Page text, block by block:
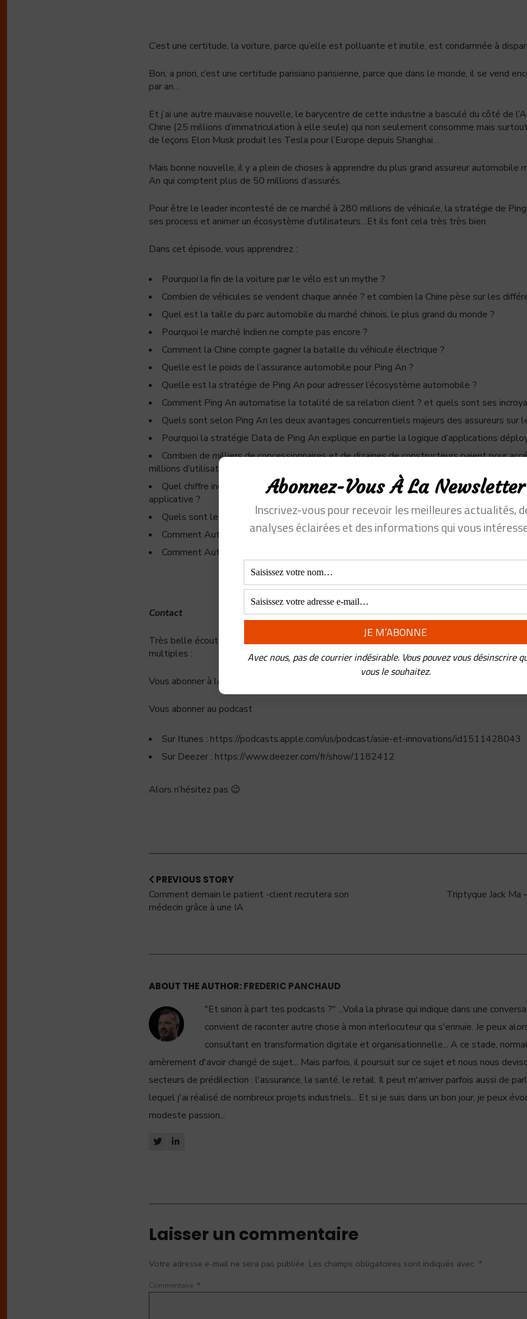
C’est une certitude, la voiture, parce qu’elle est polluante et inutile, est condamnée à
Bon, a priori, c’est une certitude parisiano parisienne, parce que dans le monde, il se vend
par an…
Et j’ai une autre mauvaise nouvelle, le barycentre de cette industrie a basculé du côté de
Chine (25 millions d’immatriculation à elle seule) qui non seulement consomme mais
de leçons Elon Musk produit les Tesla pour l’Europe depuis Shanghai…
Mais bonne nouvelle, il y a plein de choses à apprendre du plus grand assureur automobile
An qui comptent plus de 50 millions d’assurés.
Pour être le leader incontesté de ce marché à 280 millions de véhicule, la stratégie de
ses process et animer un écosystème d’utilisateurs…Et ils font cela très très bien
Dans cet épisode, vous apprendrez :
Pourquoi la fin de la voiture par le vélo est un mythe ?
Combien de véhicules se vendent chaque année ? et combien la Chine pèse sur les
Quel est la taille du parc automobile du marché chinois, le plus grand du monde ?
Pourquoi le marché Indien ne compte pas encore ?
Comment la Chine compte gagner la bataille du véhicule électrique ?
Quelle est le poids de l’assurance automobile pour Ping An ?
Quelle est la stratégie de Ping An pour adresser l’écosystème automobile ?
Comment Ping An automatise la totalité de sa relation client ? et quels sont ses
Quels sont selon Ping An les deux avantages concurrentiels majeurs des assureurs sur
Pourquoi la stratégie Data de Ping An explique en partie la logique d’applications
Combien de milliers de concessionnaires et de dizaines de constructeurs paient pour
millions d’utilisateurs actifs des applications de l’assureur chinois ?
Quel chiffre incroyable d’opportunités commerciales gratuites pour Ping An doit vous
applicative ?
Quels sont les services et produits proposés par Ping an Auto Owner ?
Comment Autohome est devenu l’extension virtuelle des concessions ?
Comment Autohome envisage sa domination sur le marché de la voiture d’occasion ?
Contact
Très belle écoute de cet épisode et je ne saurais trop vous encourager à conserver le
multiples :
Vous abonner à la newsletter www.asieinnovations.fr/anticiper
Vous abonner au podcast
Sur Itunes : https://podcasts.apple.com/us/podcast/asie-et-innovations/id1511428043
Sur Deezer : https://www.deezer.com/fr/show/1182412
Alors n’hésitez pas 😉
PREVIOUS STORY
Comment demain le patient -client recrutera son
médecin grâce à une IA
Triptyque Jack Ma
ABOUT THE AUTHOR:FREDERIC PANCHAUD
"Et sinon à part tes podcasts ?" ...Voila la phrase qui indique dans une
convient de raconter autre chose à mon interlocuteur qui s'ennuie. Je peux
consultant en transformation digitale et organisationnelle... A ce stade,
amèrement d'avoir changé de sujet... Mais parfois, il poursuit sur ce sujet et nous nous
secteurs de prédilection : l'assurance, la santé, le retail. Il peut m'arriver parfois aussi de
lequel j'ai réalisé de nombreux projets industriels... Et si je suis dans un bon jour, je peux
modeste passion...
Laisser un commentaire
Votre adresse e-mail ne sera pas publiée. Les champs obligatoires sont indiqués avec *
Commentaire *
Abonnez-Vous À La Newsletter
Inscrivez-vous pour recevoir les meilleures actualités,
analyses éclairées et des informations qui vous
Avec nous, pas de courrier indésirable. Vous pouvez vous désinscrire
vous le souhaitez.